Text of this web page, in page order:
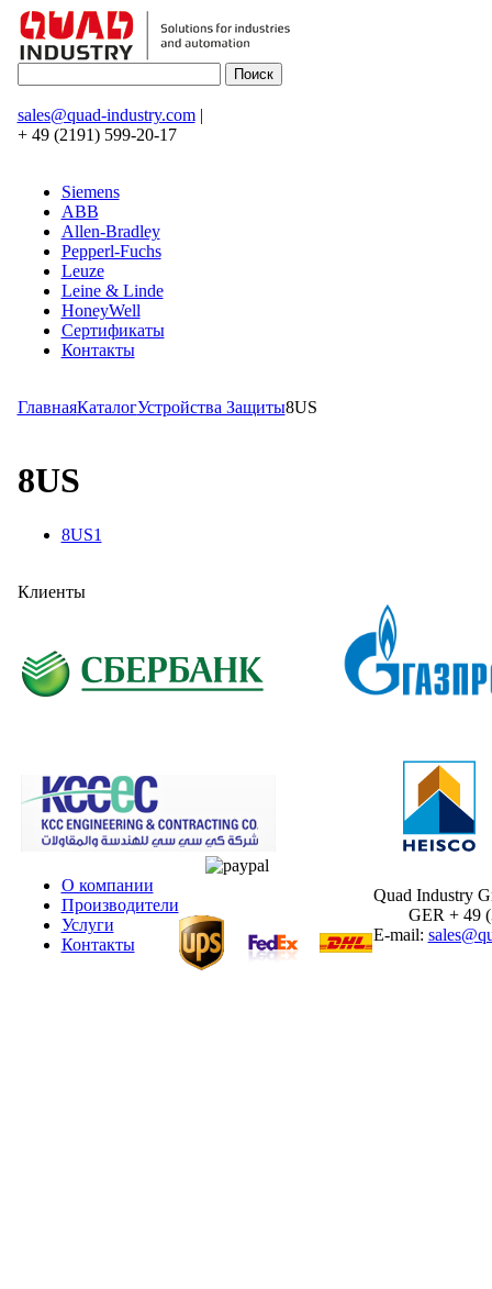
sales@quad-industry.com|
+ 49 (2191) 599-20-17
Siemens
ABB
Allen-Bradley
Pepperl-Fuchs
Leuze
Leine & Linde
HoneyWell
Сертификаты
Контакты
ГлавнаяКаталогУстройства Защиты8US
8US
8US1
Клиенты
О компании
Производители
Услуги
Контакты
Quad Industry
GER + 49
E-mail: